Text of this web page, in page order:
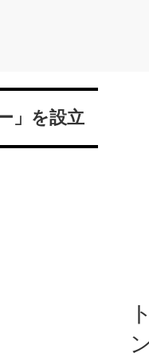
」を設立